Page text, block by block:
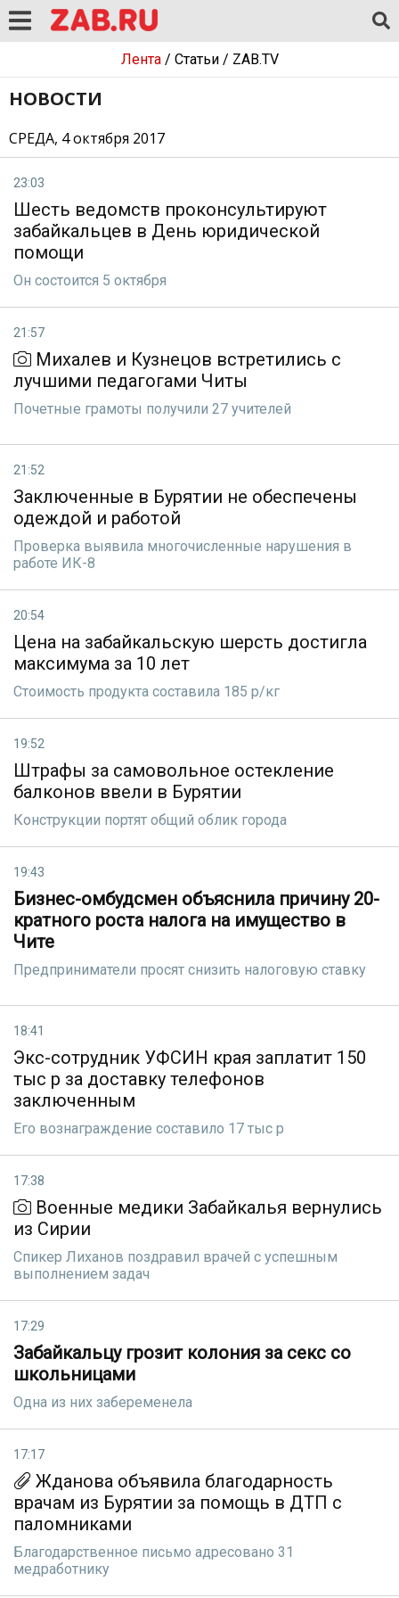
Лента/ Статьи/ ZAB.TV
НОВОСТИ
СРЕДА, 4 октября 2017
23:03
Шесть ведомств проконсультируют
забайкальцев в День юридической
помощи
Он состоится 5 октября
21:57
Михалев и Кузнецов встретились с
лучшими педагогами Читы
Почетные грамоты получили 27 учителей
21:52
Заключенные в Бурятии не обеспечены
одеждой и работой
Проверка выявила многочисленные нарушения в
работе ИК-8
20:54
Цена на забайкальскую шерсть достигла
максимума за 10 лет
Стоимость продукта составила 185 р/кг
19:52
Штрафы за самовольное остекление
балконов ввели в Бурятии
Конструкции портят общий облик города
19:43
Бизнес-омбудсмен объяснила причину 20-
кратного роста налога на имущество в
Чите
Предприниматели просят снизить налоговую ставку
18:41
Экс-сотрудник УФСИН края заплатит 150
тыс р за доставку телефонов
заключенным
Его вознаграждение составило 17 тыс р
17:38
Военные медики Забайкалья вернулись
из Сирии
Спикер Лиханов поздравил врачей с успешным
выполнением задач
17:29
Забайкальцу грозит колония за секс со
школьницами
Одна из них забеременела
17:17
Жданова объявила благодарность
врачам из Бурятии за помощь в ДТП с
паломниками
Благодарственное письмо адресовано 31
медработнику